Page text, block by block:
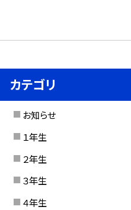
カテゴリ
お知らせ
１年生
２年生
３年生
４年生